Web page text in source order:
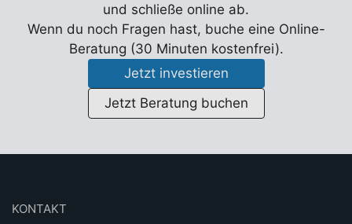
und schließe online ab.
Wenn du noch Fragen hast, buche eine Online-
Beratung (30 Minuten kostenfrei).
Jetzt investieren
Jetzt Beratung buchen
KONTAKT